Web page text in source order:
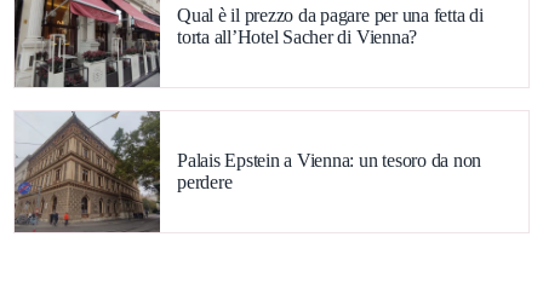
Qual è il prezzo da pagare per una fetta di
torta all’Hotel Sacher di Vienna?
Palais Epstein a Vienna: un tesoro da non
perdere